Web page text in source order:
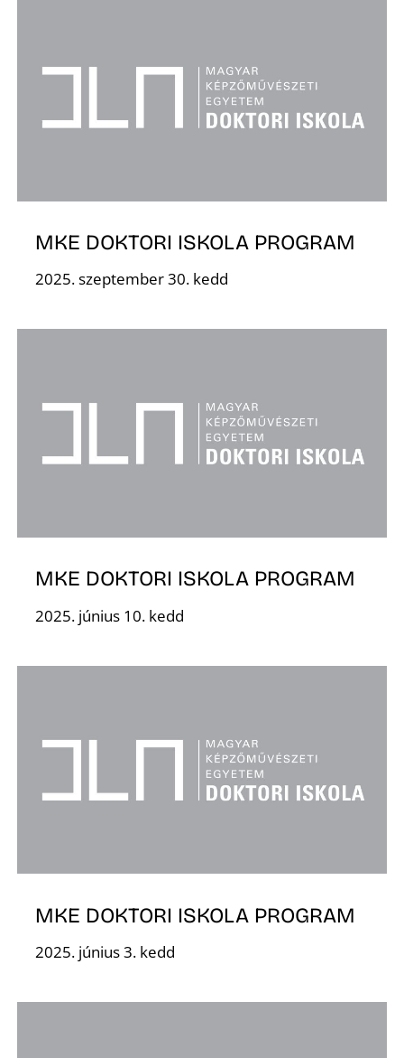
MKE DOKTORI ISKOLA PROGRAM
2025. szeptember 30. kedd
MKE DOKTORI ISKOLA PROGRAM
2025. június 10. kedd
MKE DOKTORI ISKOLA PROGRAM
2025. június 3. kedd